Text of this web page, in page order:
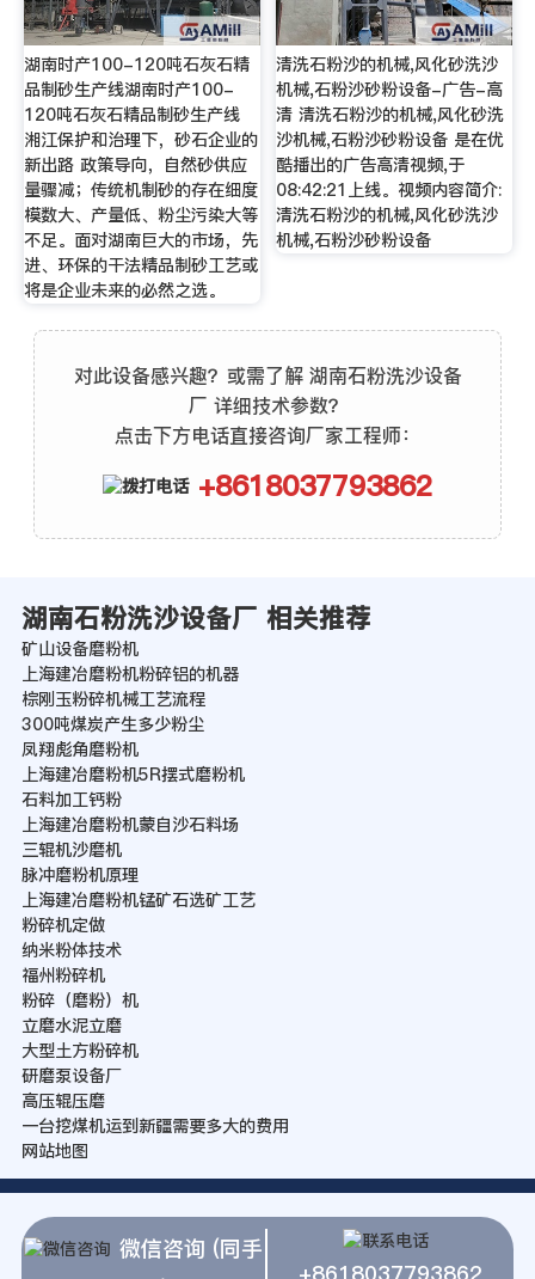
湖南时产100-120吨石灰石精
品制砂生产线湖南时产100-
120吨石灰石精品制砂生产线
湘江保护和治理下，砂石企业的
新出路 政策导向，自然砂供应
量骤减；传统机制砂的存在细度
模数大、产量低、粉尘污染大等
不足。面对湖南巨大的市场，先
进、环保的干法精品制砂工艺或
将是企业未来的必然之选。
清洗石粉沙的机械,风化砂洗沙
机械,石粉沙砂粉设备-广告-高
清 清洗石粉沙的机械,风化砂洗
沙机械,石粉沙砂粉设备 是在优
酷播出的广告高清视频,于
08:42:21上线。视频内容简介:
清洗石粉沙的机械,风化砂洗沙
机械,石粉沙砂粉设备
对此设备感兴趣？或需了解 湖南石粉洗沙设备
厂 详细技术参数？
点击下方电话直接咨询厂家工程师：
+8618037793862
湖南石粉洗沙设备厂 相关推荐
矿山设备磨粉机
上海建冶磨粉机粉碎铝的机器
棕刚玉粉碎机械工艺流程
300吨煤炭产生多少粉尘
凤翔彪角磨粉机
上海建冶磨粉机5R摆式磨粉机
石料加工钙粉
上海建冶磨粉机蒙自沙石料场
三辊机沙磨机
脉冲磨粉机原理
上海建冶磨粉机锰矿石选矿工艺
粉碎机定做
纳米粉体技术
福州粉碎机
粉碎（磨粉）机
立磨水泥立磨
大型土方粉碎机
研磨泵设备厂
高压辊压磨
一台挖煤机运到新疆需要多大的费用
网站地图
微信咨询 (同手